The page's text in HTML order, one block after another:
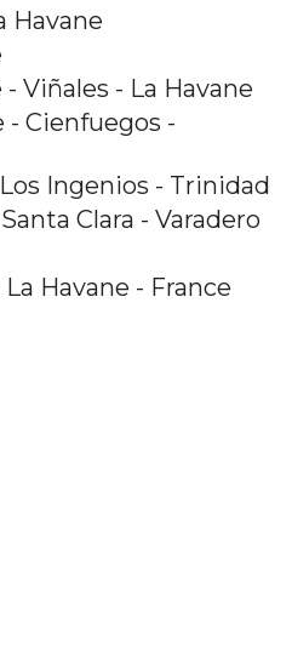
Havane
- Viñales - La Havane
- Cienfuegos -
Ingenios - Trinidad
Clara - Varadero
Havane - France